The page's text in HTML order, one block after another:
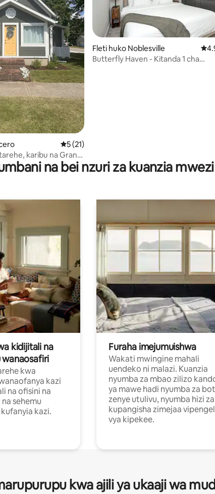
ya 5, tathmini 409Ukadiriaji wa wastani wa 5 kati ya 5, tathmini 21
5 (21)
karibu na Grand
Center.
Fleti huko Noblesville
Butterfly Haven - Kitanda 1 cha
na bei nzuri za kuanzia
kidijitali na
kwa
kazi
na ofisini na
sehemu
kazi.
Furaha imejumuishwa
Wakati mwingine mahali
uendeko ni malazi. Kuanzia
nyumba za mbao zilizo
ya mawe hadi nyumba za
zenye utulivu, nyumba hizi za
kupangisha zimejaa
vya kipekee.
kwa ajili ya ukaaji wa